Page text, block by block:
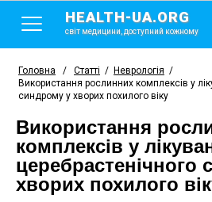
HEALTH-UA.ORG
світ медицини, доступний кожному
Головна / Статті / Неврологія /
Використання рослинних комплексів у
синдрому у хворих похилого віку
Використання
комплексів у
церебрастенічного
хворих похилого